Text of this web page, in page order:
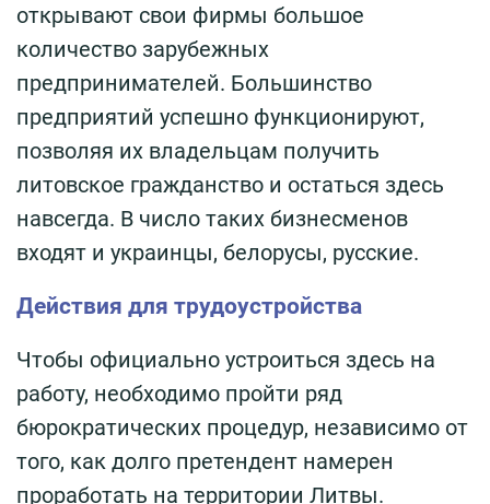
открывают свои фирмы большое
количество зарубежных
предпринимателей. Большинство
предприятий успешно функционируют,
позволяя их владельцам получить
литовское гражданство и остаться здесь
навсегда. В число таких бизнесменов
входят и украинцы, белорусы, русские.
Действия для трудоустройства
Чтобы официально устроиться здесь на
работу, необходимо пройти ряд
бюрократических процедур, независимо от
того, как долго претендент намерен
проработать на территории Литвы.